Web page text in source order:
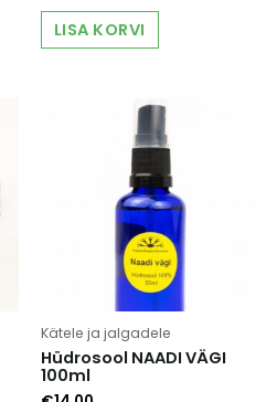
LISA KORVI
Kätele ja jalgadele
Hüdrosool NAADI VÄGI
100ml